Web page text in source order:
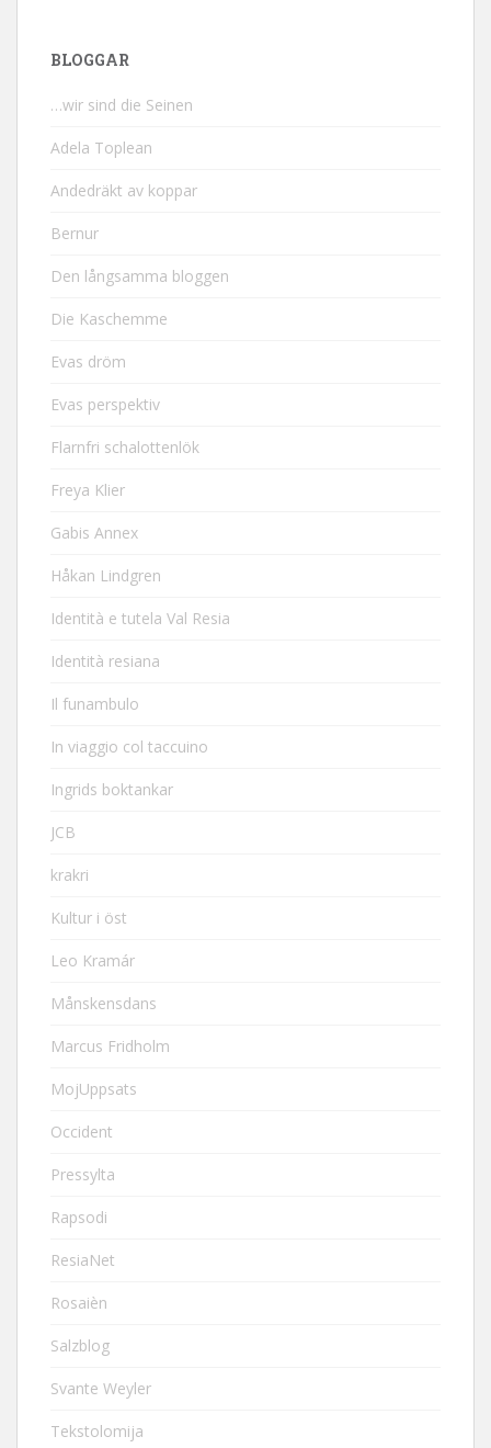
BLOGGAR
…wir sind die Seinen
Adela Toplean
Andedräkt av koppar
Bernur
Den långsamma bloggen
Die Kaschemme
Evas dröm
Evas perspektiv
Flarnfri schalottenlök
Freya Klier
Gabis Annex
Håkan Lindgren
Identità e tutela Val Resia
Identità resiana
Il funambulo
In viaggio col taccuino
Ingrids boktankar
JCB
krakri
Kultur i öst
Leo Kramár
Månskensdans
Marcus Fridholm
MojUppsats
Occident
Pressylta
Rapsodi
ResiaNet
Rosaièn
Salzblog
Svante Weyler
Tekstolomija